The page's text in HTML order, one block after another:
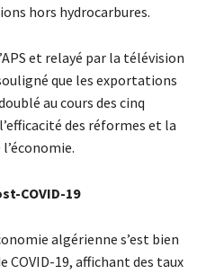
hors hydrocarbures.
et relayé par la télévision
que les exportations
au cours des cinq
des réformes et la
COVID-19
algérienne s’est bien
COVID-19, affichant des taux